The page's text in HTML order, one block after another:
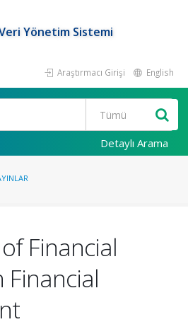
Yönetim Sistemi
Araştırmacı Girişi English
Detaylı Arama
Financial
Financial